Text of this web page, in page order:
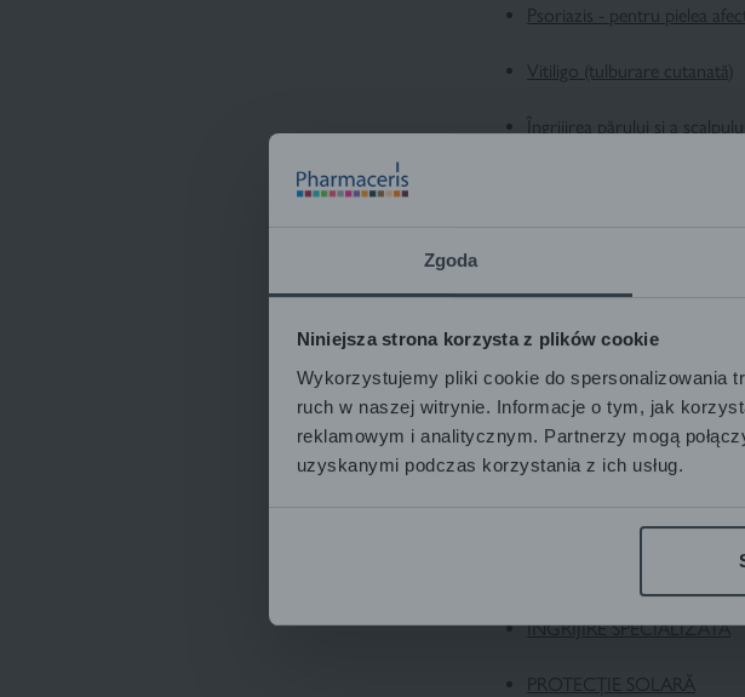
Zgoda
Niniejsza strona korzysta z plików cookie
Wykorzystujemy pliki cookie do spersonalizowania
ruch w naszej witrynie. Informacje o tym, jak
reklamowym i analitycznym. Partnerzy mogą
uzyskanymi podczas korzystania z ich usług.
Psoriazis - pentru pielea
Vitiligo (tulburare cutanată)
Îngrijirea părului și a scalpului
CURĂȚARE
ÎNGRIJIREA PIELII
ÎNGRIJIRE SPECIALIZATĂ
PROTECȚIE SOLARĂ
ÎNGRIJIRE SPECIALIZATĂ
PROTECȚIE SOLARĂ